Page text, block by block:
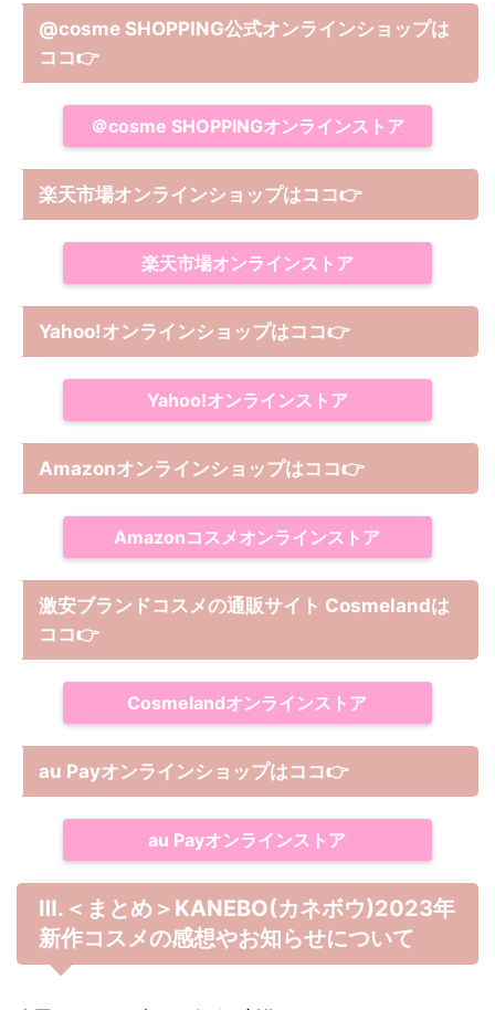
@cosme SHOPPING公式オンラインショップは
ココ👉
＠cosme SHOPPINGオンラインストア
楽天市場オンラインショップはココ👉
楽天市場オンラインストア
Yahoo!オンラインショップはココ👉
Yahoo!オンラインストア
Amazonオンラインショップはココ👉
Amazonコスメオンラインストア
激安ブランドコスメの通販サイト Cosmelandは
ココ👉
Cosmelandオンラインストア
au Payオンラインショップはココ👉
au Payオンラインストア
Ⅲ.＜まとめ＞KANEBO(カネボウ)2023年
新作コスメの感想やお知らせについて